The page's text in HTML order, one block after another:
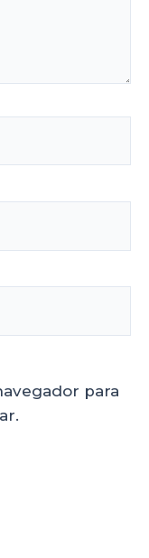
para